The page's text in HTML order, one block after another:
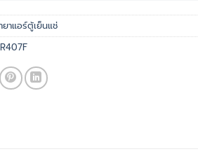
ยาแอร์ตู้เย็นแช่